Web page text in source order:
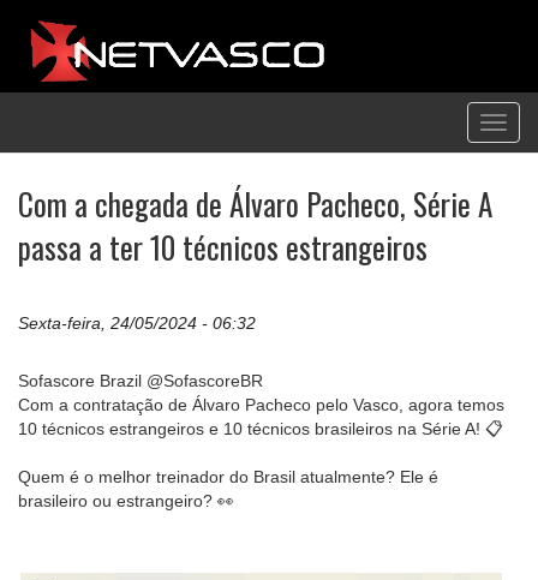
Com a chegada de Álvaro Pacheco, Série A
passa a ter 10 técnicos estrangeiros
Sexta-feira, 24/05/2024 - 06:32
Sofascore Brazil @SofascoreBR
Com a contratação de Álvaro Pacheco pelo Vasco, agora temos
10 técnicos estrangeiros e 10 técnicos brasileiros na Série A! 📋
Quem é o melhor treinador do Brasil atualmente? Ele é
brasileiro ou estrangeiro? 👀